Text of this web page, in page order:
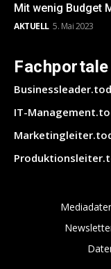
Mit wenig Budget
AKTUELL 5. Mai 2023
Fachportale
IT-